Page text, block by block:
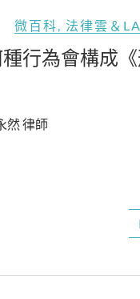
微百科, 法律雲＆
行為會構成
然 律師